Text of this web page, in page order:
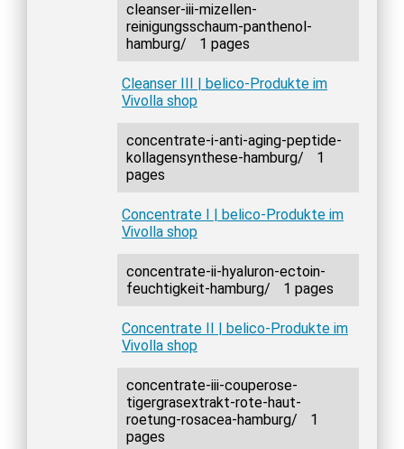
cleanser-iii-mizellen-
reinigungsschaum-panthenol-
hamburg/
1 pages
Cleanser III | belico-Produkte im
Vivolla shop
concentrate-i-anti-aging-peptide-
kollagensynthese-hamburg/
1
pages
Concentrate I | belico-Produkte im
Vivolla shop
concentrate-ii-hyaluron-ectoin-
feuchtigkeit-hamburg/
1 pages
Concentrate II | belico-Produkte im
Vivolla shop
concentrate-iii-couperose-
tigergrasextrakt-rote-haut-
roetung-rosacea-hamburg/
1
pages